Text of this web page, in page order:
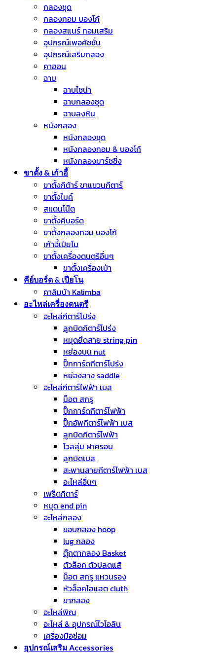
กลองชุด
กลองทอม บองโก้
กลองสแนร์ ทอมเสริม
อุปกรณ์เพอคัชชั่น
อุปกรณ์เสริมกลอง
คาฮอน
ฉาบ
ฉาบไชน่า
ฉาบกลองชุด
ฉาบลงหิน
หนังกลอง
หนังกลองชุด
หนังกลองทอม & บองโก้
หนังกลองมาร์ชชิ่ง
ขาตั้ง & เก้าอี้
ขาตั้งกีต้าร์ ขาแขวนกีตาร์
ขาตั้งไมค์
สแตนโน๊ต
ขาตั้งคีบอร์ด
ขาตั้งกลองทอม บองโก้
เก้าอี้เปียโน
ขาตั้งเครื่องดนตรีอื่นๆ
ขาตั้งเครื่องเป่า
คีย์บอร์ด & เปียโน
คาลิมบ้า Kalimba
อะไหล่เครื่องดนตรี
อะไหล่กีตาร์โปร่ง
ลูกบิดกีตาร์โปร่ง
หมุดยึดสาย string pin
หย่องบน nut
ปิ๊กการ์ดกีตาร์โปร่ง
หย่องลาง saddle
อะไหล่กีตาร์ไฟฟ้า เบส
น็อต สกรู
ปิ๊กการ์ดกีตาร์ไฟฟ้า
ปิ๊กอัพกีตาร์ไฟฟ้า เบส
ลูกบิดกีตาร์ไฟฟ้า
โวลลุ่ม ฝาครอบ
ลูกบิดเบส
สะพานสายกีตาร์ไฟฟ้า เบส
อะไหล่อื่นๆ
เฟร็ตกีตาร์
หมุด end pin
อะไหล่กลอง
ขอบกลอง hoop
lug กลอง
ตุ๊กตากลอง Basket
ตัวล็อค ตัวปลดแส้
น็อต สกรู แหวนรอง
หัวล็อคไฮแฮต cluth
ขากลอง
อะไหล่พิณ
อะไหล่ & อุปกรณ์ไวโอลิน
เครื่องมือซ่อม
อุปกรณ์เสริม Accessories